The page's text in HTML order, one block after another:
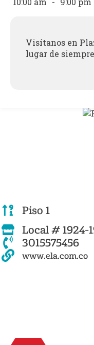
Visítanos en
lugar de
Piso 1
Local # 1924-
3015575456
www.ela.com.co